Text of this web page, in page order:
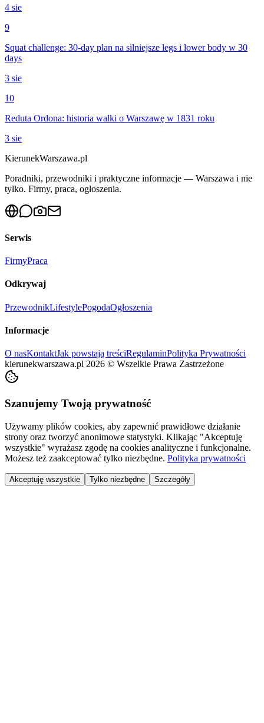
4 sie
9
Squat challenge: 30-day plan na silniejsze legs i lower body w 30
days
3 sie
10
Reduta Ordona: historia walki o Warszawę w 1831 roku
3 sie
KierunekWarszawa.pl
Poradniki, przewodniki i praktyczne informacje — Warszawa i nie
tylko. Firmy, praca, ogłoszenia.
Serwis
FirmyPraca
Odkrywaj
PrzewodnikLifestylePogodaOgłoszenia
Informacje
O nasKontaktJak powstają treściRegulaminPolityka Prywatności
kierunekwarszawa.pl 2026 © Wszelkie Prawa Zastrzeżone
Szanujemy Twoją prywatność
Używamy plików cookies, aby zapewnić prawidłowe działanie
strony oraz tworzyć anonimowe statystyki. Klikając "Akceptuję
wszystkie" wyrażasz zgodę na cookies analityczne i funkcjonalne.
Możesz też zaakceptować tylko niezbędne. Polityka prywatności
Akceptuję wszystkie Tylko niezbędne Szczegóły